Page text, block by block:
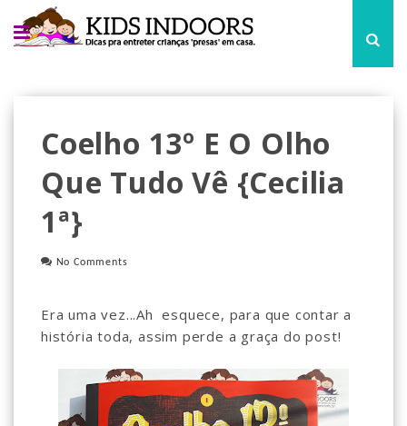
Coelho 13º E O Olho
Que Tudo Vê {Cecilia
1ª}
No Comments
Era uma vez...Ah esquece, para que contar a
história toda, assim perde a graça do post!